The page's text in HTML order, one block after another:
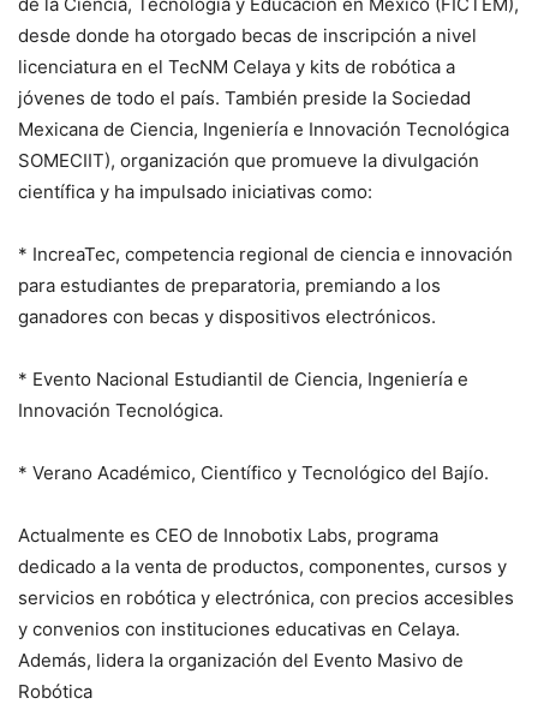
desde donde ha otorgado becas de inscripción a nivel
licenciatura en el TecNM Celaya y kits de robótica a
jóvenes de todo el país. También preside la Sociedad
Mexicana de Ciencia, Ingeniería e Innovación Tecnológica
SOMECIIT), organización que promueve la divulgación
científica y ha impulsado iniciativas como:
* IncreaTec, competencia regional de ciencia e innovación
para estudiantes de preparatoria, premiando a los
ganadores con becas y dispositivos electrónicos.
* Evento Nacional Estudiantil de Ciencia, Ingeniería e
Innovación Tecnológica.
* Verano Académico, Científico y Tecnológico del Bajío.
Actualmente es CEO de Innobotix Labs, programa
dedicado a la venta de productos, componentes, cursos y
servicios en robótica y electrónica, con precios accesibles
y convenios con instituciones educativas en Celaya.
Además, lidera la organización del Evento Masivo de
Robótica